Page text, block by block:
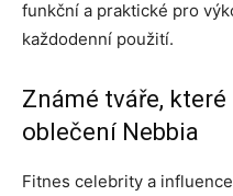
funkční a praktické pro
každodenní použití.
Známé tváře,
oblečení Nebbia
Fitnes celebrity a